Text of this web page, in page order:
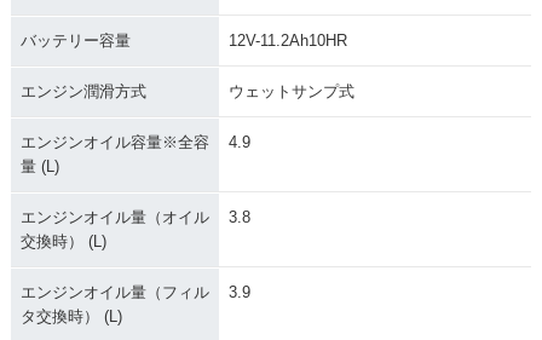
バッテリー容量 12V-11.2Ah10HR
エンジン潤滑方式 ウェットサンプ式
エンジンオイル容量※全容
量 (L)
4.9
エンジンオイル量（オイル
交換時） (L)
3.8
エンジンオイル量（フィル
タ交換時） (L)
3.9